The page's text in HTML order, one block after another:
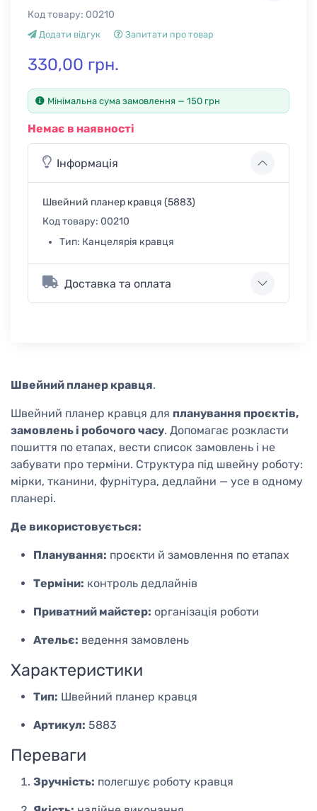
Код товару: 00210
Додати відгук Запитати про товар
330,00 грн.
Мінімальна сума замовлення — 150 грн
Немає в наявності
Інформація
Швейний планер кравця (5883)
Код товару: 00210
Тип: Канцелярія кравця
Доставка та оплата
Швейний планер кравця.
Швейний планер кравця для планування проєктів,
замовлень і робочого часу. Допомагає розкласти
пошиття по етапах, вести список замовлень і не
забувати про терміни. Структура під швейну роботу:
мірки, тканини, фурнітура, дедлайни — усе в одному
планері.
Де використовується:
Планування: проєкти й замовлення по етапах
Терміни: контроль дедлайнів
Приватний майстер: організація роботи
Ательє: ведення замовлень
Характеристики
Тип: Швейний планер кравця
Артикул: 5883
Переваги
Зручність: полегшує роботу кравця